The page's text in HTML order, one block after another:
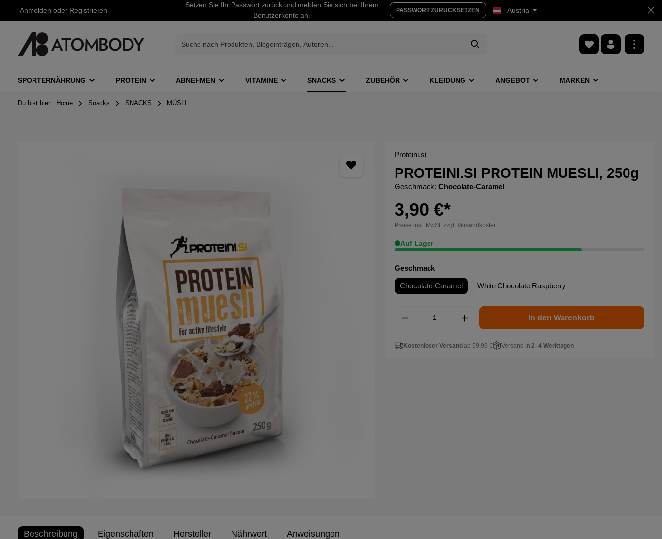
Anmelden oder Registrieren
Setzen Sie Ihr Passwort zurück und melden Sie sich bei Ihrem
Benutzerkonto an.
PASSWORT ZURÜCKSETZEN Austria
SPORTERNÄHRUNG PROTEIN ABNEHMEN VITAMINE SNACKS ZUBEHÖR KLEIDUNG ANGEBOT MARKEN
Du bist hier: Home Snacks SNACKS MÜSLI
Proteini.si
PROTEINI.SI PROTEIN MUESLI, 250g
Geschmack:Chocolate-Caramel
3,90 €*
Preise inkl. MwSt. zzgl. Versandkosten
Auf Lager
Geschmack
Chocolate-Caramel White Chocolate Raspberry
In den Warenkorb
Kostenloser Versand ab 59,99 € Versand in2–4 Werktagen
Beschreibung Eigenschaften Hersteller Nährwert Anweisungen